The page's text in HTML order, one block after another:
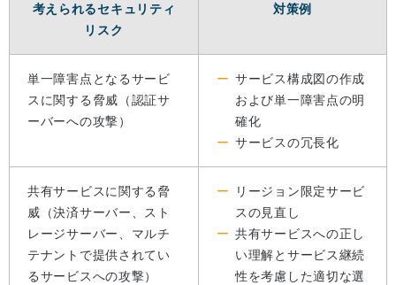
考えられるセキュリティ
リスク
対策例
単一障害点となるサービ
スに関する脅威（認証サ
ーバーへの攻撃）
サービス構成図の作成
および単一障害点の明
確化
サービスの冗長化
共有サービスに関する脅
威（決済サーバー、スト
レージサーバー、マルチ
テナントで提供されてい
るサービスへの攻撃）
リージョン限定サービ
スの見直し
共有サービスへの正し
い理解とサービス継続
性を考慮した適切な選